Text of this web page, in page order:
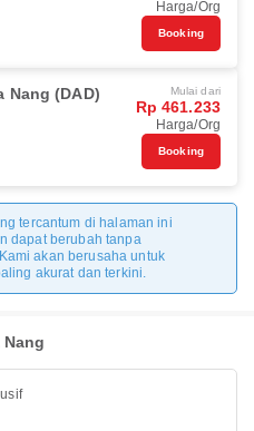
Harga/Org
Booking
Nang (DAD) Mulai dari
Rp 461.233
Harga/Org
Booking
tercantum di halaman ini
dapat berubah tanpa
akan berusaha untuk
akurat dan terkini.